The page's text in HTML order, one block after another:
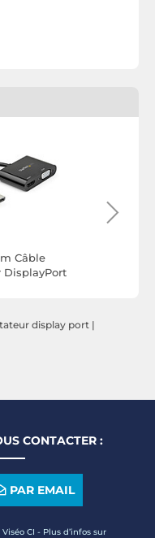
Câble
DisplayPort
display port |
CONTACTER :
PAR EMAIL
CI - Plus d’infos sur